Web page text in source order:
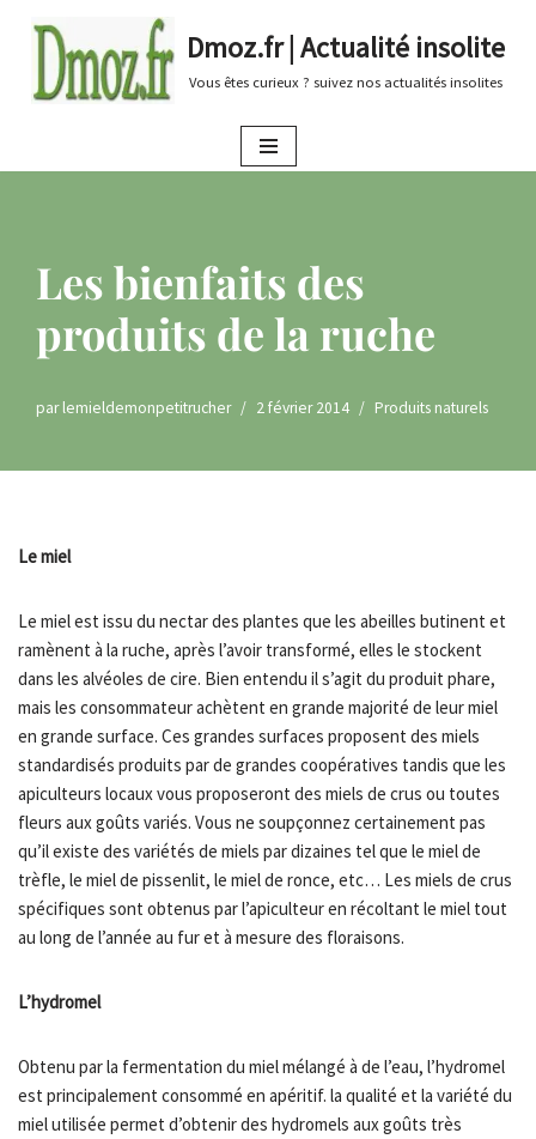
au
Dmoz.fr | Actualité insolite
Vous êtes curieux ? suivez nos actualités insolites
Les bienfaits des
produits de la ruche
parlemieldemonpetitrucher 2 février 2014 Produits naturels
Le miel
Le miel est issu du nectar des plantes que les abeilles butinent et
ramènent à la ruche, après l’avoir transformé, elles le stockent
dans les alvéoles de cire. Bien entendu il s’agit du produit phare,
mais les consommateur achètent en grande majorité de leur miel
en grande surface. Ces grandes surfaces proposent des miels
standardisés produits par de grandes coopératives tandis que les
apiculteurs locaux vous proposeront des miels de crus ou toutes
fleurs aux goûts variés. Vous ne soupçonnez certainement pas
qu’il existe des variétés de miels par dizaines tel que le miel de
trèfle, le miel de pissenlit, le miel de ronce, etc… Les miels de crus
spécifiques sont obtenus par l’apiculteur en récoltant le miel tout
au long de l’année au fur et à mesure des floraisons.
L’hydromel
Obtenu par la fermentation du miel mélangé à de l’eau, l’hydromel
est principalement consommé en apéritif. la qualité et la variété du
miel utilisée permet d’obtenir des hydromels aux goûts très